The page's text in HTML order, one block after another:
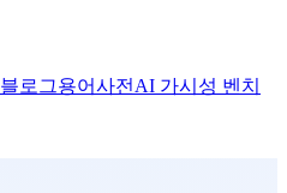
블로그용어사전 AI 가시성 벤치